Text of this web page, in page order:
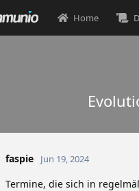
Home
faspie Jun 19, 2024
Termine, die sich in